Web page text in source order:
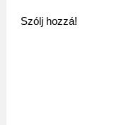
Szólj hozzá!